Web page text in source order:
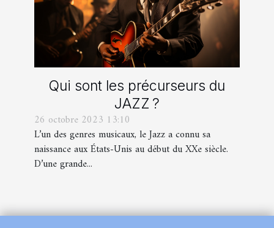
Qui sont les précurseurs du
JAZZ ?
26 octobre 2023 13:10
L’un des genres musicaux, le Jazz a connu sa
naissance aux États-Unis au début du XXe siècle.
D’une grande...